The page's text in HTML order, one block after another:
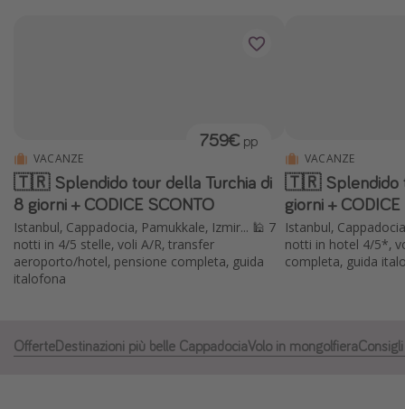
Tunisia
Malta
Canarie
Capo Verde
Vacanze last minute
VACANZE
🇹🇷 Splendido tour della Turchia di
8 giorni + CODICE SCONTO
Istanbul, Cappadocia, Pamukkale, Izmir... 🕌 7
notti in 4/5 stelle, voli A/R, transfer
aeroporto/hotel, pensione completa, guida
italofona
759€ pp
VACANZE
🇹🇷 Splendido
giorni +
Istanbul,
notti in hotel 4/5*,
completa, guida
OfferteDestinazioni più belle CappadociaVolo in mongolfiera